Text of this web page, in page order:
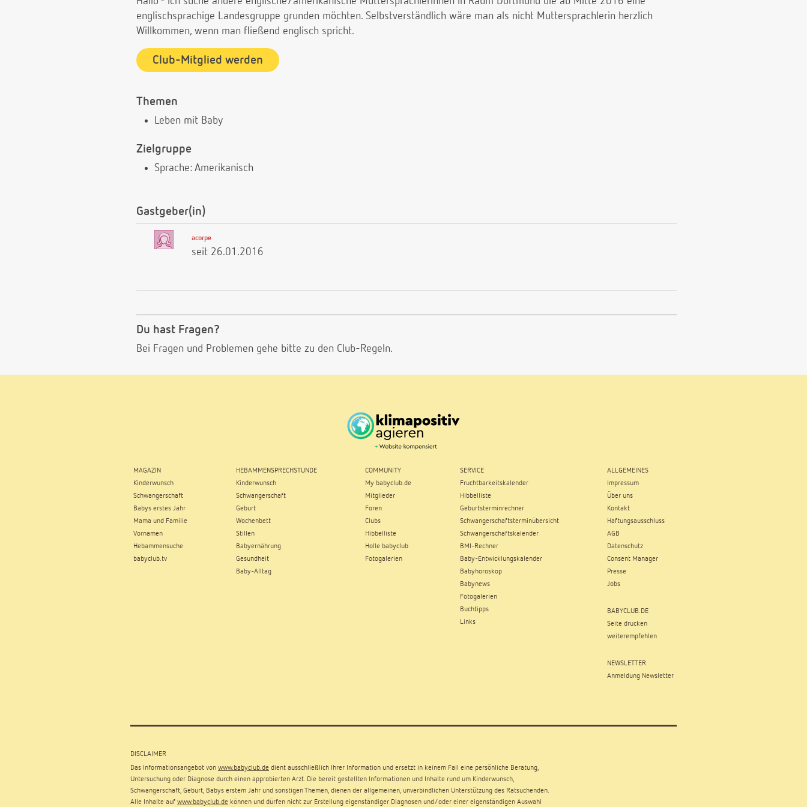
englischsprachige Landesgruppe grunden möchten. Selbstverständlich wäre man als nicht Muttersprachlerin herzlich
Willkommen, wenn man fließend englisch spricht.
Club-Mitglied werden
Themen
Leben mit Baby
Zielgruppe
Sprache: Amerikanisch
Gastgeber(in)
acorpe
seit 26.01.2016
Du hast Fragen?
Bei Fragen und Problemen gehe bitte zu den Club-Regeln.
MAGAZIN
Kinderwunsch
Schwangerschaft
Babys erstes Jahr
Mama und Familie
Vornamen
Hebammensuche
babyclub.tv
HEBAMMENSPRECHSTUNDE
Kinderwunsch
Schwangerschaft
Geburt
Wochenbett
Stillen
Babyernährung
Gesundheit
Baby-Alltag
COMMUNITY
My babyclub.de
Mitglieder
Foren
Clubs
Hibbelliste
Holle babyclub
Fotogalerien
SERVICE
Fruchtbarkeitskalender
Hibbelliste
Geburtsterminrechner
Schwangerschaftsterminübersicht
Schwangerschaftskalender
BMI-Rechner
Baby-Entwicklungskalender
Babyhoroskop
Babynews
Fotogalerien
Buchtipps
Links
ALLGEMEINES
Impressum
Über uns
Kontakt
Haftungsausschluss
AGB
Datenschutz
Consent Manager
Presse
Jobs
BABYCLUB.DE
Seite drucken
weiterempfehlen
NEWSLETTER
Anmeldung Newsletter
DISCLAIMER
Das Informationsangebot von www.babyclub.de dient ausschließlich Ihrer Information und ersetzt in keinem Fall eine persönliche Beratung,
Untersuchung oder Diagnose durch einen approbierten Arzt. Die bereit gestellten Informationen und Inhalte rund um Kinderwunsch,
Schwangerschaft, Geburt, Babys erstem Jahr und sonstigen Themen, dienen der allgemeinen, unverbindlichen Unterstützung des Ratsuchenden.
Alle Inhalte auf www.babyclub.de können und dürfen nicht zur Erstellung eigenständiger Diagnosen und/oder einer eigenständigen Auswahl